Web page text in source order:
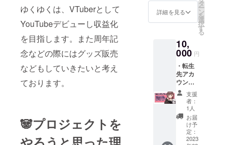
ゆくゆくは、VTuberとして
YouTubeデビューし収益化
を目指します。また周年記
念などの際にはグッズ販売
などもしていきたいと考え
ております。
🐼プロジェクトを
われて
いる
記入く
ださ
い。 動
画内・
配信中
にお呼
びする
お名前
を備考
欄に記
載くだ
さい。
(公序良
ていた
だきま
す。 ・
目配信
での名
前読み
上げ 配
信の最
後にお
名前を
表示し
た上読
み上げ
させて
頂きま
す。 ・
詳細を見る
タ
ー
ン
を
選
択
す
る
10,
000 円
・転生
先アカ
ウント
お伝え
・お披
露目配
信での
名前表
記 配信
の最後
支援
者：
1人
お届
け予
定：
2023